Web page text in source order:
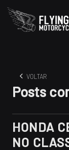
VOLTAR
Posts
HONDA
NO